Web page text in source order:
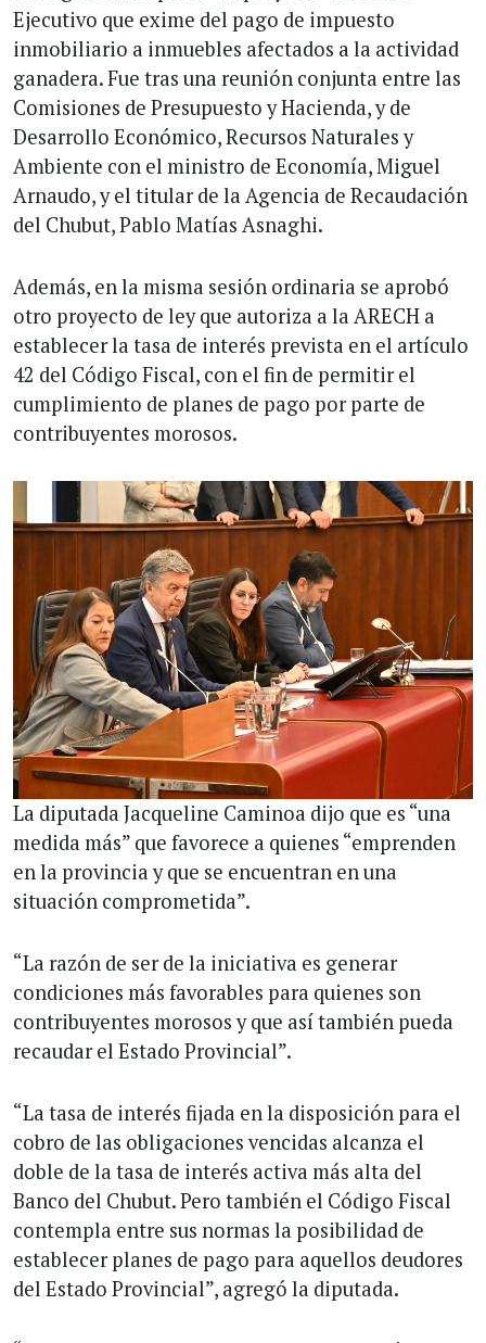
Ejecutivo que exime del pago de impuesto
inmobiliario a inmuebles afectados a la actividad
ganadera. Fue tras una reunión conjunta entre las
Comisiones de Presupuesto y Hacienda, y de
Desarrollo Económico, Recursos Naturales y
Ambiente con el ministro de Economía, Miguel
Arnaudo, y el titular de la Agencia de Recaudación
del Chubut, Pablo Matías Asnaghi.
Además, en la misma sesión ordinaria se aprobó
otro proyecto de ley que autoriza a la ARECH a
establecer la tasa de interés prevista en el artículo
42 del Código Fiscal, con el fin de permitir el
cumplimiento de planes de pago por parte de
contribuyentes morosos.
La diputada Jacqueline Caminoa dijo que es “una
medida más” que favorece a quienes “emprenden
en la provincia y que se encuentran en una
situación comprometida”.
“La razón de ser de la iniciativa es generar
condiciones más favorables para quienes son
contribuyentes morosos y que así también pueda
recaudar el Estado Provincial”.
“La tasa de interés fijada en la disposición para el
cobro de las obligaciones vencidas alcanza el
doble de la tasa de interés activa más alta del
Banco del Chubut. Pero también el Código Fiscal
contempla entre sus normas la posibilidad de
establecer planes de pago para aquellos deudores
del Estado Provincial”, agregó la diputada.